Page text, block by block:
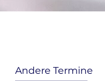
Andere Termine